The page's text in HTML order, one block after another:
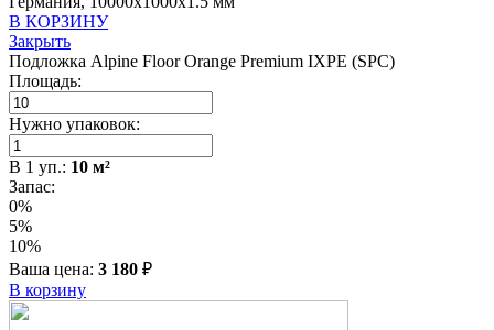
В КОРЗИНУ
Закрыть
Подложка Alpine Floor Orange Premium IXPE (SPC)
Площадь:
Нужно упаковок:
В 1 уп.: 10 м²
Запас:
0%
5%
10%
Ваша цена: 3 180 ₽
В корзину